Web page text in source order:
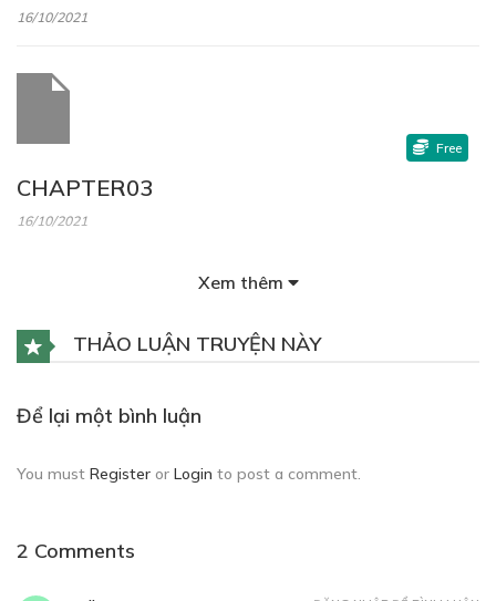
16/10/2021
CHAPTER03
16/10/2021
Free
16/10/2021
Xem thêm
THẢO LUẬN TRUYỆN NÀY
Để lại một bình luận
You must Register or Login to post a comment.
2 Comments